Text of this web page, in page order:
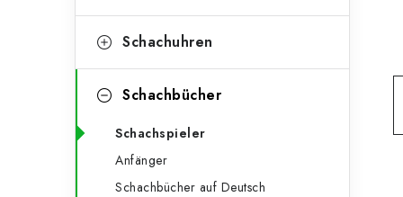
l
e
s
i
Schachuhren
Schachbücher
Schachspieler
Anfänger
Schachbücher auf Deutsch